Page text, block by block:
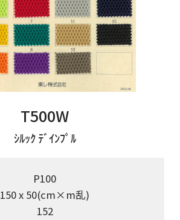
T500W
ｼﾙｯｸ ﾃﾞｲﾝﾌﾟﾙ
P100
150 x 50(cm×m乱)
152